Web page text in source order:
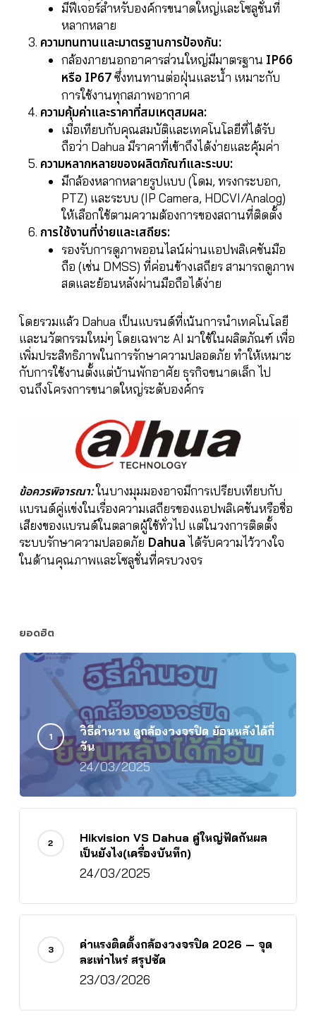
มีฟีเจอร์สำหรับองค์กรขนาดใหญ่และโซลูชั่นที่
หลากหลาย
ความทนทานและมาตรฐานการป้องกัน:
กล้องภายนอกอาคารส่วนใหญ่มีมาตรฐาน IP66
หรือ IP67ซึ่งทนทานต่อฝุ่นและน้ำ เหมาะกับ
การใช้งานทุกสภาพอากาศ
ความคุ้มค่าและราคาที่สมเหตุสมผล:
เมื่อเทียบกับคุณสมบัติและเทคโนโลยีที่ได้รับ
ถือว่า Dahua มีราคาที่เข้าถึงได้ง่ายและคุ้มค่า
ความหลากหลายของผลิตภัณฑ์และระบบ:
มีกล้องหลากหลายรูปแบบ (โดม, ทรงกระบอก,
PTZ) และระบบ (IP Camera, HDCVI/Analog)
ให้เลือกใช้ตามความต้องการของสถานที่ติดตั้ง
การใช้งานที่ง่ายและเสถียร:
รองรับการดูภาพออนไลน์ผ่านแอปพลิเคชันมือ
ถือ (เช่น DMSS) ที่ค่อนข้างเสถียร สามารถดูภาพ
สดและย้อนหลังผ่านมือถือได้ง่าย
โดยรวมแล้ว Dahua เป็นแบรนด์ที่เน้นการนำเทคโนโลยี
และนวัตกรรมใหม่ๆ โดยเฉพาะ AI มาใช้ในผลิตภัณฑ์ เพื่อ
เพิ่มประสิทธิภาพในการรักษาความปลอดภัย ทำให้เหมาะ
กับการใช้งานตั้งแต่บ้านพักอาศัย ธุรกิจขนาดเล็ก ไป
จนถึงโครงการขนาดใหญ่ระดับองค์กร
ข้อควรพิจารณา:ในบางมุมมองอาจมีการเปรียบเทียบกับ
แบรนด์คู่แข่งในเรื่องความเสถียรของแอปพลิเคชันหรือชื่อ
เสียงของแบรนด์ในตลาดผู้ใช้ทั่วไป แต่ในวงการติดตั้ง
ระบบรักษาความปลอดภัย Dahua ได้รับความไว้วางใจ
ในด้านคุณภาพและโซลูชั่นที่ครบวงจร
ยอดฮิต
วิธีคำนวน ดูกล้องวงจรปิด ย้อนหลังได้กี่
วัน
24/03/2025
Hikvision VS Dahua คู่ใหญ่ฟัดกันผล
เป็นยังไง(เครื่องบันทึก)
24/03/2025
ค่าแรงติดตั้งกล้องวงจรปิด 2026 — จุด
ละเท่าไหร่ สรุปชัด
23/03/2026